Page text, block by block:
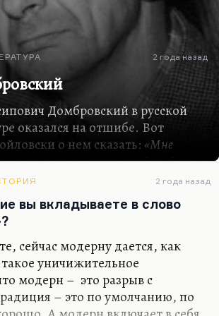
2 года назад
Домбровский в русской
оказался на отшибе. Вот
о нем сказать:«Мне
этом я выпал, как пьяный из фуры, в
. Я остановлюсь лишь на немногих
биографии, которые
Все знают, что гениальная
древности» и «Факультет
принесла ему не только
и прижизненную славу.
все почти, кто в 60-е годы
этот неправильный роман,
2 года назад
вы вкладываете в слово
сейчас модерну дается, как
уничижительное
модерн – это разрыв с
– это по умолчанию, по